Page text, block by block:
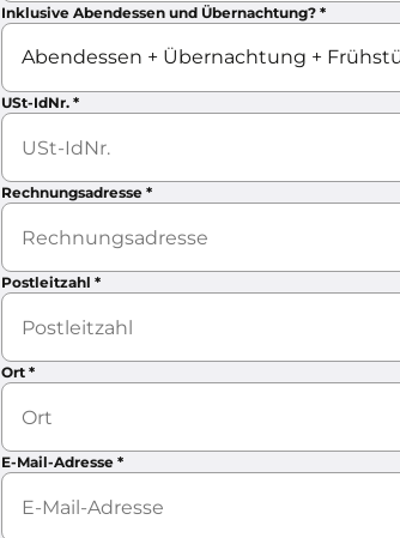
Inklusive Abendessen und Übernachtung? *
USt-IdNr. *
Rechnungsadresse *
Postleitzahl *
Ort *
E-Mail-Adresse *